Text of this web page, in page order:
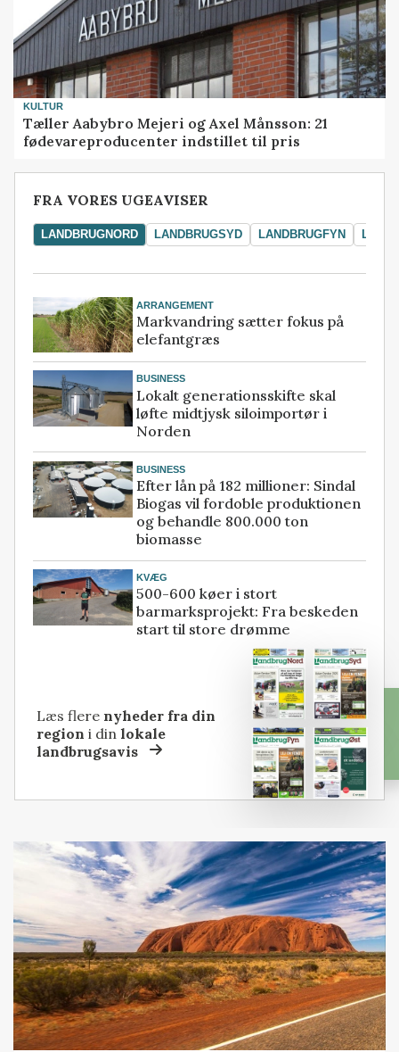
KULTUR
Tæller Aabybro Mejeri og Axel Månsson: 21
fødevareproducenter indstillet til pris
FRA VORES UGEAVISER
LANDBRUGNORD LANDBRUGSYD LANDBRUGFYN
ARRANGEMENT
Markvandring sætter fokus på
elefantgræs
BUSINESS
Lokalt generationsskifte skal
løfte midtjysk siloimportør i
Norden
BUSINESS
Efter lån på 182 millioner: Sindal
Biogas vil fordoble produktionen
og behandle 800.000 ton
biomasse
KVÆG
500-600 køer i stort
barmarksprojekt: Fra beskeden
start til store drømme
Læs flere nyheder fra din
region i dinlokale
landbrugsavis